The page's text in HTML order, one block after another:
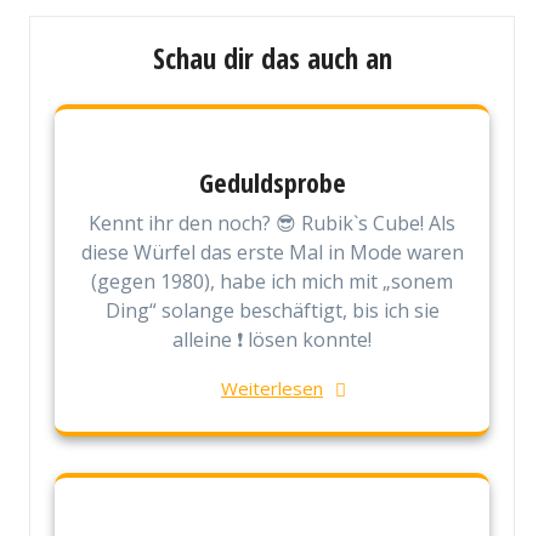
Schau dir das auch an
Geduldsprobe
Kennt ihr den noch? 😎 Rubik`s Cube! Als
diese Würfel das erste Mal in Mode waren
(gegen 1980), habe ich mich mit „sonem
Ding“ solange beschäftigt, bis ich sie
alleine ❗ lösen konnte!
Weiterlesen